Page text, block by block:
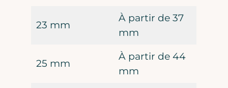
23 mm
À partir de 37
mm
25 mm
À partir de 44
mm